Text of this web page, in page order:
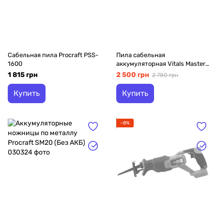
Сабельная пила Procraft PSS-
1600
1 815 грн
Купить
Пила сабельная
аккумуляторная Vitals Master
ATz 1822Pp SmartLine (без
2 500 грн 2 780 грн
Купить
−8%